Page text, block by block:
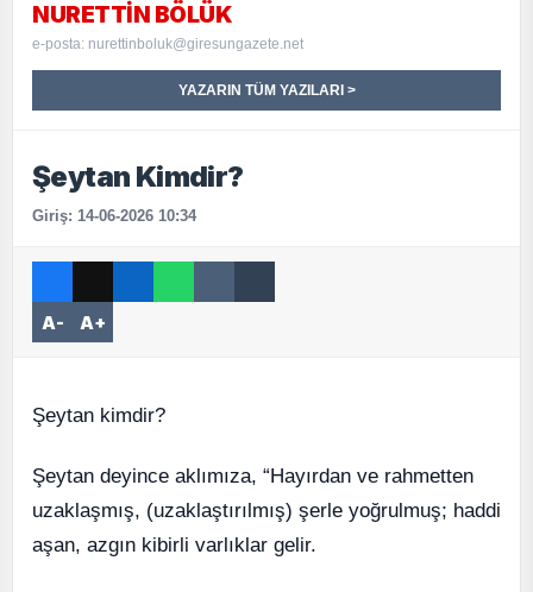
NURETTIN BÖLÜK
e-posta: nurettinboluk@giresungazete.net
YAZARIN TÜM YAZILARI >
Şeytan Kimdir?
Giriş: 14-06-2026 10:34
A- A+
Şeytan kimdir?
Şeytan deyince aklımıza, “Hayırdan ve rahmetten
uzaklaşmış, (uzaklaştırılmış) şerle yoğrulmuş; haddi
aşan, azgın kibirli varlıklar gelir.